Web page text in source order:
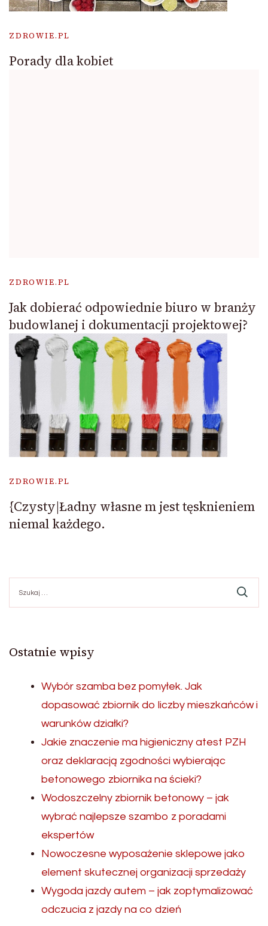
ZDROWIE.PL
Porady dla kobiet
ZDROWIE.PL
Jak dobierać odpowiednie biuro w branży
budowlanej i dokumentacji projektowej?
ZDROWIE.PL
{Czysty|Ładny własne m jest tęsknieniem
niemal każdego.
Ostatnie wpisy
Wybór szamba bez pomyłek. Jak
dopasować zbiornik do liczby mieszkańców i
warunków działki?
Jakie znaczenie ma higieniczny atest PZH
oraz deklaracją zgodności wybierając
betonowego zbiornika na ścieki?
Wodoszczelny zbiornik betonowy – jak
wybrać najlepsze szambo z poradami
ekspertów
Nowoczesne wyposażenie sklepowe jako
element skutecznej organizacji sprzedaży
Wygoda jazdy autem – jak zoptymalizować
odczucia z jazdy na co dzień